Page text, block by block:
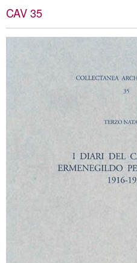
CAV 35